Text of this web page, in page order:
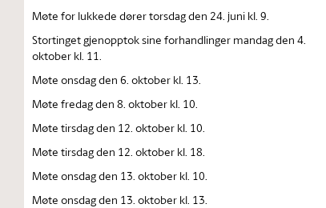
Møte for lukkede dører torsdag den 24. juni kl. 9.
Stortinget gjenopptok sine forhandlinger mandag den 4.
oktober kl. 11.
Møte onsdag den 6. oktober kl. 13.
Møte fredag den 8. oktober kl. 10.
Møte tirsdag den 12. oktober kl. 10.
Møte tirsdag den 12. oktober kl. 18.
Møte onsdag den 13. oktober kl. 10.
Møte onsdag den 13. oktober kl. 13.